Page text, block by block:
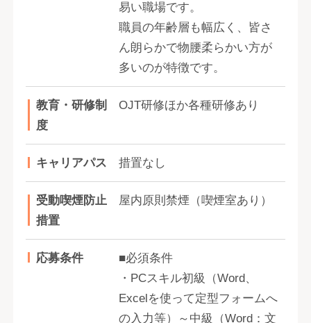
易い職場です。
職員の年齢層も幅広く、皆さ
ん朗らかで物腰柔らかい方が
多いのが特徴です。
教育・研修制
度
OJT研修ほか各種研修あり
キャリアパス 措置なし
受動喫煙防止
措置
屋内原則禁煙（喫煙室あり）
応募条件
■必須条件
・PCスキル初級（Word、
Excelを使って定型フォームへ
の入力等）～中級（Word：文